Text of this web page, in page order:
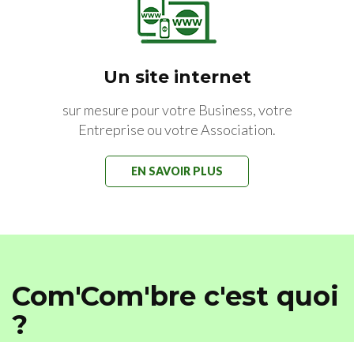
Un site internet
sur mesure pour votre Business, votre
Entreprise ou votre Association.
EN SAVOIR PLUS
Com'Com'bre c'est quoi
?